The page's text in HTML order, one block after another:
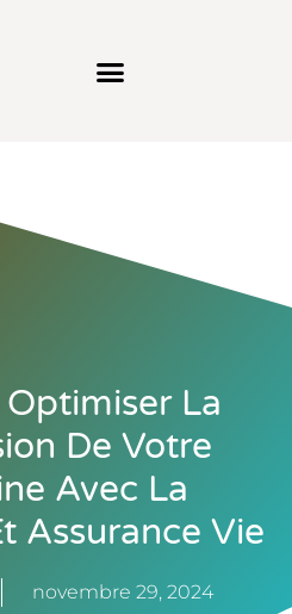
La
De Votre
Avec La
Assurance Vie
novembre 29, 2024